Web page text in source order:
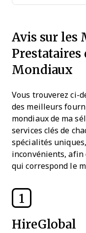
Avis sur les
Prestataires
Mondiaux
Vous trouverez ci-
des meilleurs
mondiaux de ma
services clés de
spécialités
inconvénients,
qui correspond le
1
HireGlobal